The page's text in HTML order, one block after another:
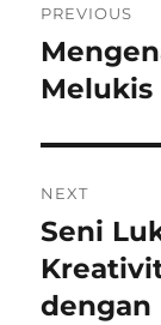
PREVIOUS
Previous
post:
NEXT
Next
post:
Seni
dengan